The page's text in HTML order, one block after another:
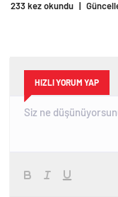
233 kez okundu |
HIZLI YORUM YAP